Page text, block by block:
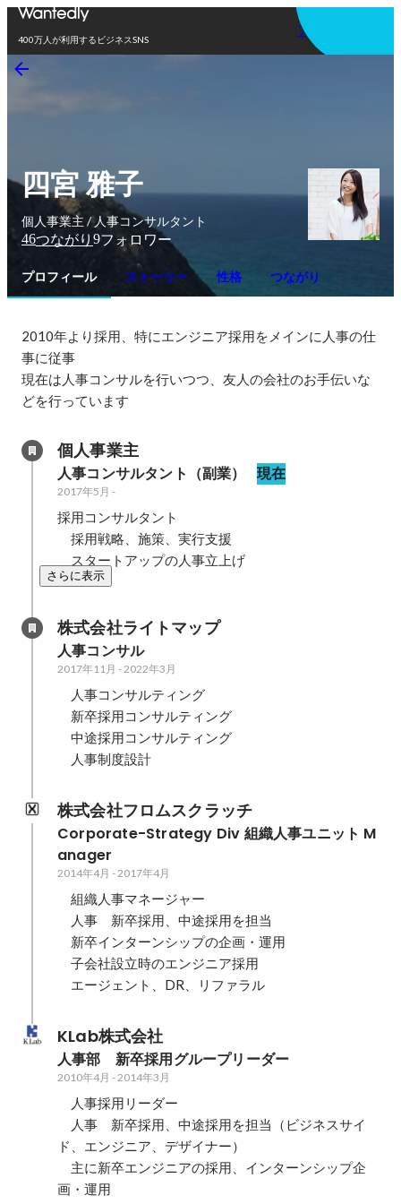
400万人が利用するビジネスSNS
アプリを使う
四宮 雅子
個人事業主 / 人事コンサルタント
46つながり 9フォロワー
プロフィール ストーリー 性格 つながり
2010年より採用、特にエンジニア採用をメインに人事の仕
事に従事
現在は人事コンサルを行いつつ、友人の会社のお手伝いな
どを行っています
個人事業主
人事コンサルタント（副業） 現在
2017年5月 -
採用コンサルタント
採用戦略、施策、実行支援
スタートアップの人事立上げ
さらに表示
株式会社ライトマップ
人事コンサル
2017年11月 -2022年3月
人事コンサルティング
新卒採用コンサルティング
中途採用コンサルティング
人事制度設計
株式会社フロムスクラッチ
Corporate-Strategy Div 組織人事ユニット M
anager
2014年4月 -2017年4月
組織人事マネージャー
人事　新卒採用、中途採用を担当
新卒インターンシップの企画・運用
子会社設立時のエンジニア採用
エージェント、DR、リファラル
KLab株式会社
人事部　新卒採用グループリーダー
2010年4月 -2014年3月
人事採用リーダー
人事　新卒採用、中途採用を担当（ビジネスサイ
ド、エンジニア、デザイナー）
主に新卒エンジニアの採用、インターンシップ企
画・運用